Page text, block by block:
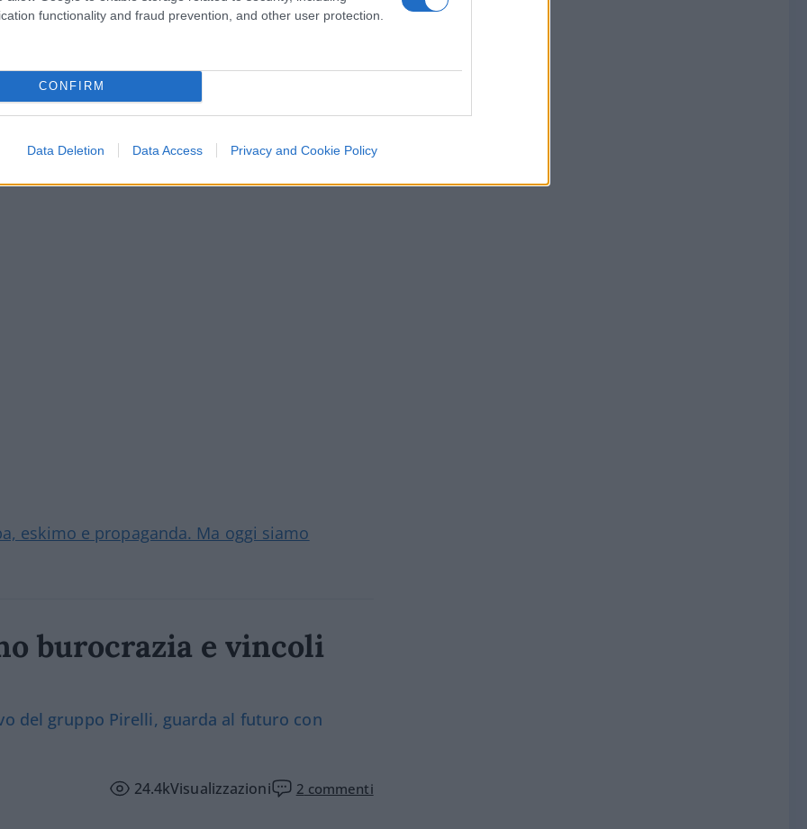
functionality and fraud prevention, and other user protection.
CONFIRM
Data Deletion Data Access Privacy and Cookie Policy
eskimo e propaganda. Ma oggi siamo
burocrazia e vincoli
del gruppo Pirelli, guarda al futuro con
24.4kVisualizzazioni 2 commenti